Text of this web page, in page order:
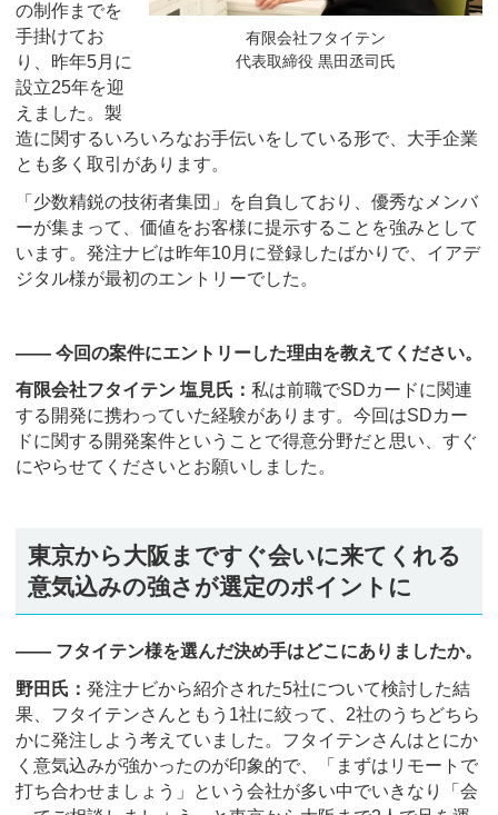
有限会社フタイテン
代表取締役 黒田丞司氏
の制作までを
手掛けてお
り、昨年5月に
設立25年を迎
えました。製
造に関するいろいろなお手伝いをしている形で、大手企業
とも多く取引があります。
「少数精鋭の技術者集団」を自負しており、優秀なメンバ
ーが集まって、価値をお客様に提示することを強みとして
います。発注ナビは昨年10月に登録したばかりで、イアデ
ジタル様が最初のエントリーでした。
―― 今回の案件にエントリーした理由を教えてください。
有限会社フタイテン 塩見氏： 私は前職でSDカードに関連
する開発に携わっていた経験があります。今回はSDカー
ドに関する開発案件ということで得意分野だと思い、すぐ
にやらせてくださいとお願いしました。
東京から大阪まですぐ会いに来てくれる
意気込みの強さが選定のポイントに
―― フタイテン様を選んだ決め手はどこにありましたか。
野田氏： 発注ナビから紹介された5社について検討した結
果、フタイテンさんともう1社に絞って、2社のうちどちら
かに発注しよう考えていました。フタイテンさんはとにか
く意気込みが強かったのが印象的で、「まずはリモートで
打ち合わせましょう」という会社が多い中でいきなり「会